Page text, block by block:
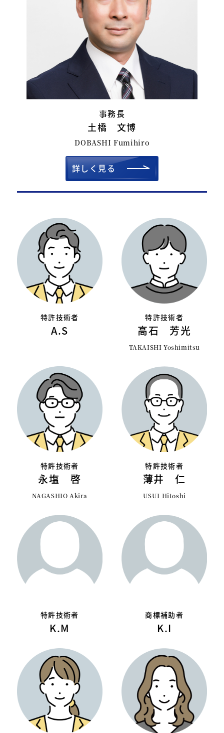
事務長
土橋 文博
DOBASHI Fumihiro
詳しく見る
特許技術者
A.S
特許技術者
高石 芳光
TAKAISHI Yoshimitsu
特許技術者
永塩 啓
NAGASHIO Akira
特許技術者
薄井 仁
USUI Hitoshi
特許技術者
K.M
商標補助者
K.I